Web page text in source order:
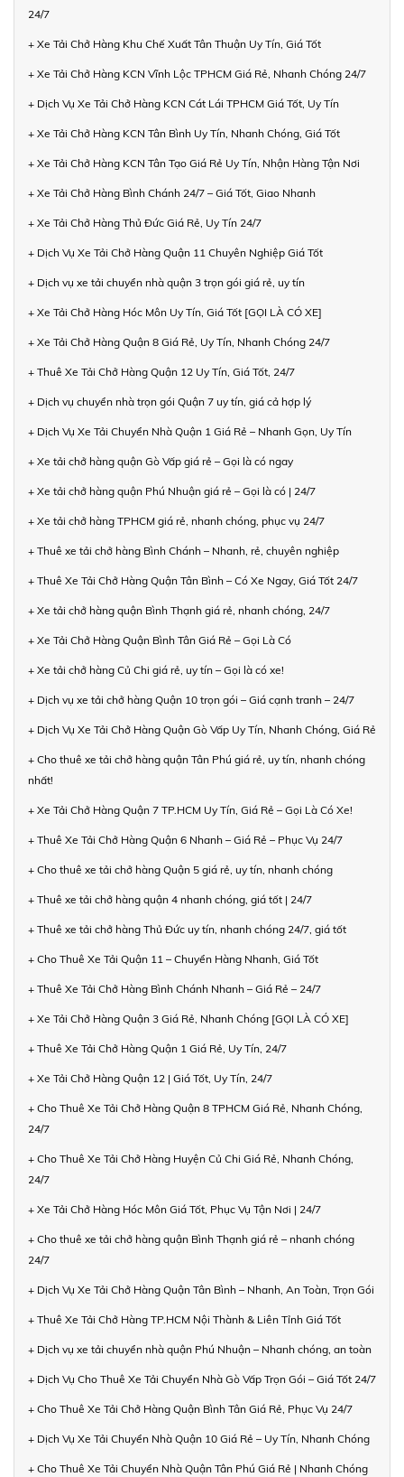
24/7
+ Xe Tải Chở Hàng Khu Chế Xuất Tân Thuận Uy Tín, Giá Tốt
+ Xe Tải Chở Hàng KCN Vĩnh Lộc TPHCM Giá Rẻ, Nhanh Chóng 24/7
+ Dịch Vụ Xe Tải Chở Hàng KCN Cát Lái TPHCM Giá Tốt, Uy Tín
+ Xe Tải Chở Hàng KCN Tân Bình Uy Tín, Nhanh Chóng, Giá Tốt
+ Xe Tải Chở Hàng KCN Tân Tạo Giá Rẻ Uy Tín, Nhận Hàng Tận Nơi
+ Xe Tải Chở Hàng Bình Chánh 24/7 – Giá Tốt, Giao Nhanh
+ Xe Tải Chở Hàng Thủ Đức Giá Rẻ, Uy Tín 24/7
+ Dịch Vụ Xe Tải Chở Hàng Quận 11 Chuyên Nghiệp Giá Tốt
+ Dịch vụ xe tải chuyển nhà quận 3 trọn gói giá rẻ, uy tín
+ Xe Tải Chở Hàng Hóc Môn Uy Tín, Giá Tốt [GỌI LÀ CÓ XE]
+ Xe Tải Chở Hàng Quận 8 Giá Rẻ, Uy Tín, Nhanh Chóng 24/7
+ Thuê Xe Tải Chở Hàng Quận 12 Uy Tín, Giá Tốt, 24/7
+ Dịch vụ chuyển nhà trọn gói Quận 7 uy tín, giá cả hợp lý
+ Dịch Vụ Xe Tải Chuyển Nhà Quận 1 Giá Rẻ – Nhanh Gọn, Uy Tín
+ Xe tải chở hàng quận Gò Vấp giá rẻ – Gọi là có ngay
+ Xe tải chở hàng quận Phú Nhuận giá rẻ – Gọi là có | 24/7
+ Xe tải chở hàng TPHCM giá rẻ, nhanh chóng, phục vụ 24/7
+ Thuê xe tải chở hàng Bình Chánh – Nhanh, rẻ, chuyên nghiệp
+ Thuê Xe Tải Chở Hàng Quận Tân Bình – Có Xe Ngay, Giá Tốt 24/7
+ Xe tải chở hàng quận Bình Thạnh giá rẻ, nhanh chóng, 24/7
+ Xe Tải Chở Hàng Quận Bình Tân Giá Rẻ – Gọi Là Có
+ Xe tải chở hàng Củ Chi giá rẻ, uy tín – Gọi là có xe!
+ Dịch vụ xe tải chở hàng Quận 10 trọn gói – Giá cạnh tranh – 24/7
+ Dịch Vụ Xe Tải Chở Hàng Quận Gò Vấp Uy Tín, Nhanh Chóng, Giá Rẻ
+ Cho thuê xe tải chở hàng quận Tân Phú giá rẻ, uy tín, nhanh chóng
nhất!
+ Xe Tải Chở Hàng Quận 7 TP.HCM Uy Tín, Giá Rẻ – Gọi Là Có Xe!
+ Thuê Xe Tải Chở Hàng Quận 6 Nhanh – Giá Rẻ – Phục Vụ 24/7
+ Cho thuê xe tải chở hàng Quận 5 giá rẻ, uy tín, nhanh chóng
+ Thuê xe tải chở hàng quận 4 nhanh chóng, giá tốt | 24/7
+ Thuê xe tải chở hàng Thủ Đức uy tín, nhanh chóng 24/7, giá tốt
+ Cho Thuê Xe Tải Quận 11 – Chuyển Hàng Nhanh, Giá Tốt
+ Thuê Xe Tải Chở Hàng Bình Chánh Nhanh – Giá Rẻ – 24/7
+ Xe Tải Chở Hàng Quận 3 Giá Rẻ, Nhanh Chóng [GỌI LÀ CÓ XE]
+ Thuê Xe Tải Chở Hàng Quận 1 Giá Rẻ, Uy Tín, 24/7
+ Xe Tải Chở Hàng Quận 12 | Giá Tốt, Uy Tín, 24/7
+ Cho Thuê Xe Tải Chở Hàng Quận 8 TPHCM Giá Rẻ, Nhanh Chóng,
24/7
+ Cho Thuê Xe Tải Chở Hàng Huyện Củ Chi Giá Rẻ, Nhanh Chóng,
24/7
+ Xe Tải Chở Hàng Hóc Môn Giá Tốt, Phục Vụ Tận Nơi | 24/7
+ Cho thuê xe tải chở hàng quận Bình Thạnh giá rẻ – nhanh chóng
24/7
+ Dịch Vụ Xe Tải Chở Hàng Quận Tân Bình – Nhanh, An Toàn, Trọn Gói
+ Thuê Xe Tải Chở Hàng TP.HCM Nội Thành & Liên Tỉnh Giá Tốt
+ Dịch vụ xe tải chuyển nhà quận Phú Nhuận – Nhanh chóng, an toàn
+ Dịch Vụ Cho Thuê Xe Tải Chuyển Nhà Gò Vấp Trọn Gói – Giá Tốt 24/7
+ Cho Thuê Xe Tải Chở Hàng Quận Bình Tân Giá Rẻ, Phục Vụ 24/7
+ Dịch Vụ Xe Tải Chuyển Nhà Quận 10 Giá Rẻ – Uy Tín, Nhanh Chóng
+ Cho Thuê Xe Tải Chuyển Nhà Quận Tân Phú Giá Rẻ | Nhanh Chóng